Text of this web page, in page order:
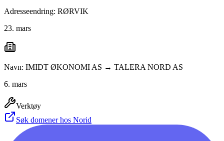
Adresseendring: RØRVIK
23. mars
Navn: IMIDT ØKONOMI AS → TALERA NORD AS
6. mars
Verktøy
Søk domener hos Norid